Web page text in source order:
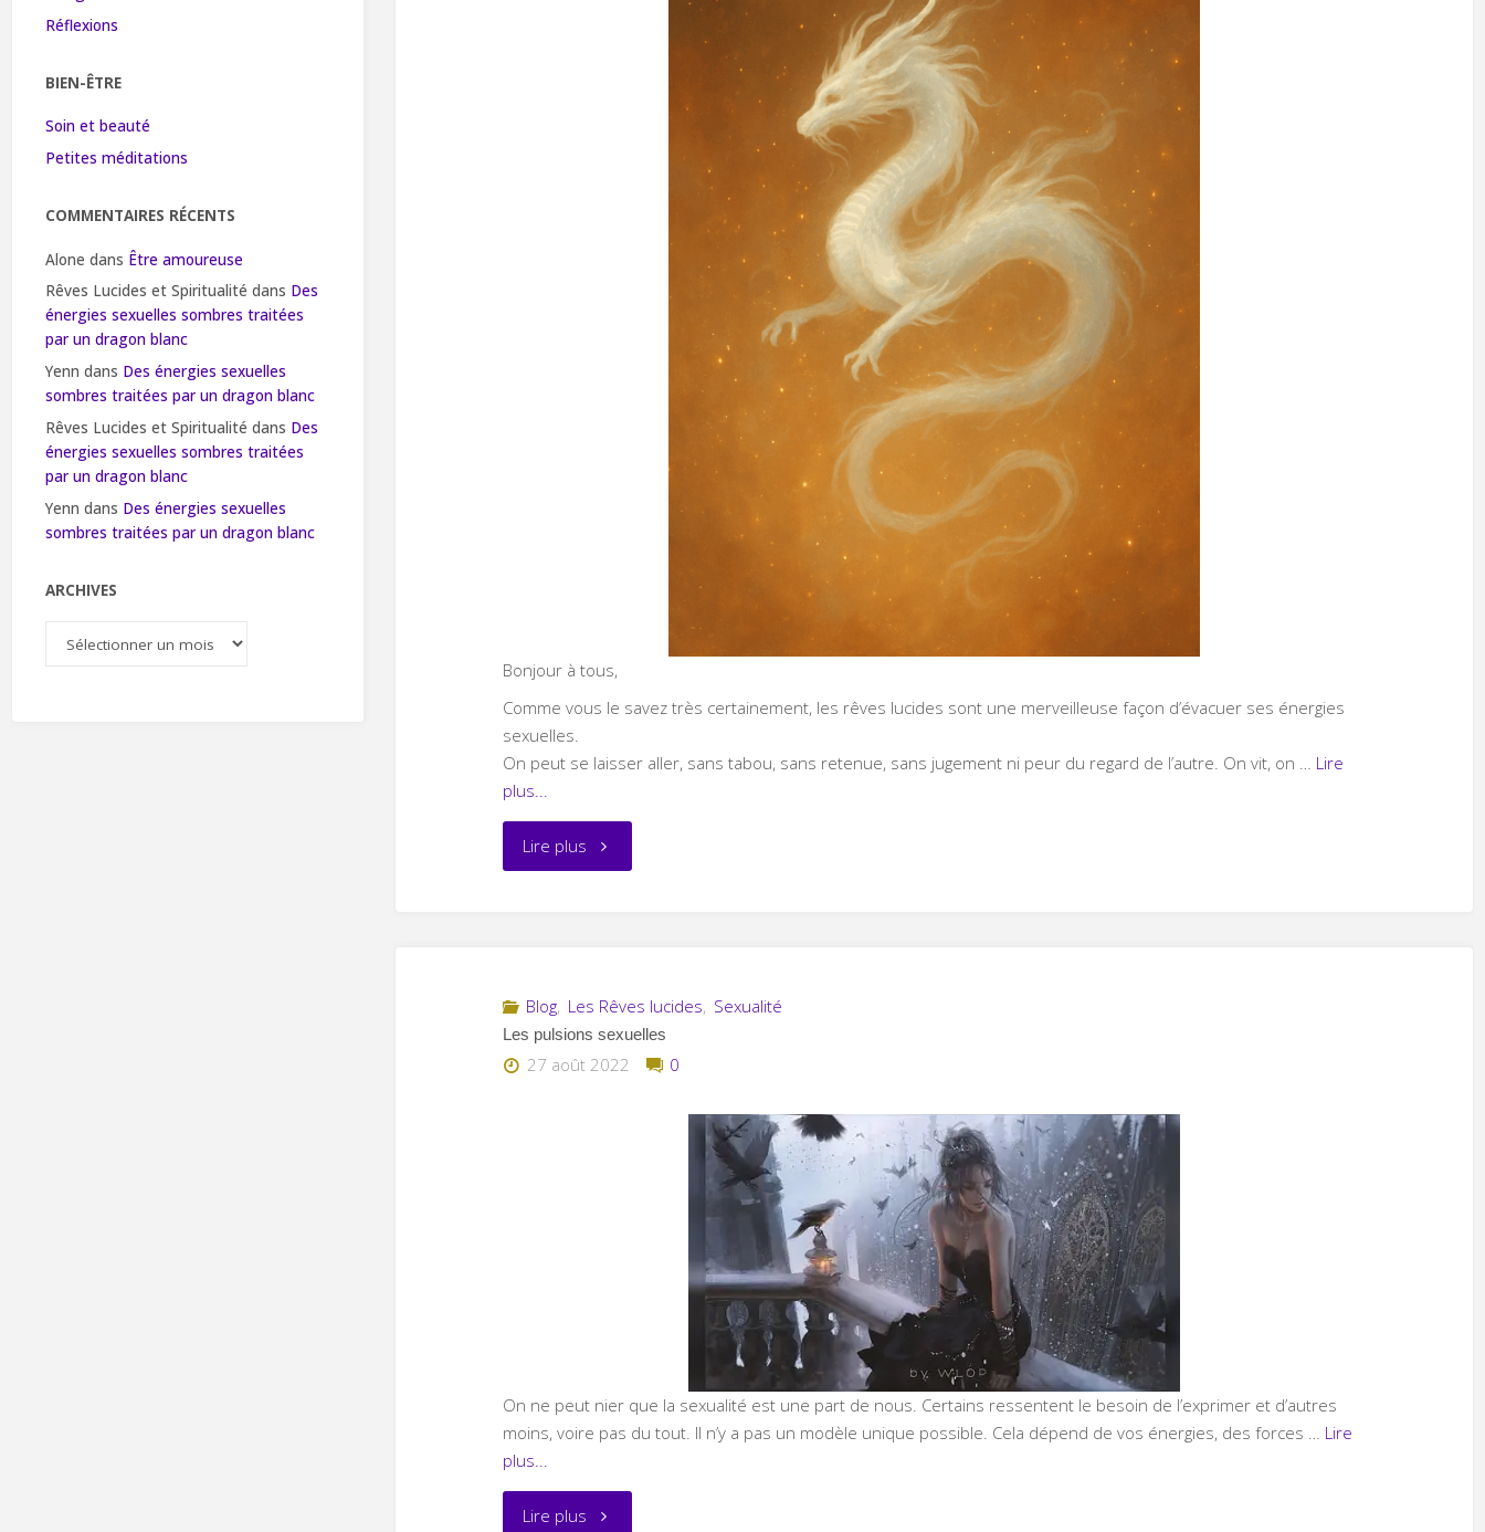
Bonjour à tous,
Comme vous le savez très certainement, les rêves lucides sont une merveilleuse façon d’évacuer ses énergies
sexuelles.
On peut se laisser aller, sans tabou, sans retenue, sans jugement ni peur du regard de l’autre. On vit, on … Lire
plus...
Lire plus "Des
traitées
Blog, Les Rêves lucides, Sexualité
Les pulsions sexuelles
27 août 2022 0
On ne peut nier que la sexualité est une part de nous. Certains ressentent le besoin de l’exprimer et d’autres
moins, voire pas du tout. Il n’y a pas un modèle unique possible. Cela dépend de vos énergies, des forces … Lire
plus...
Lire plus "Les
Réflexions
BIEN-ÊTRE
Soin et beauté
Petites méditations
COMMENTAIRES RÉCENTS
Alone dans Être amoureuse
Rêves Lucides et Spiritualité dans Des
énergies sexuelles sombres traitées
par un dragon blanc
Yenn dans Des énergies sexuelles
sombres traitées par un dragon blanc
Rêves Lucides et Spiritualité dans Des
énergies sexuelles sombres traitées
par un dragon blanc
Yenn dans Des énergies sexuelles
sombres traitées par un dragon blanc
ARCHIVES